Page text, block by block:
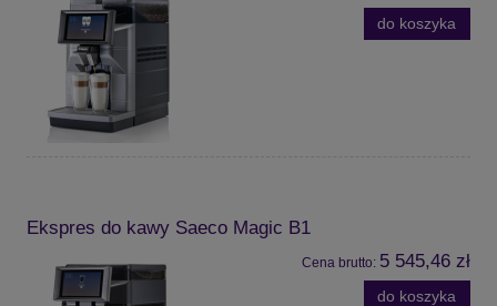
do koszyka
Ekspres do kawy Saeco Magic B1
Cena brutto: 5 545,46 zł
do koszyka